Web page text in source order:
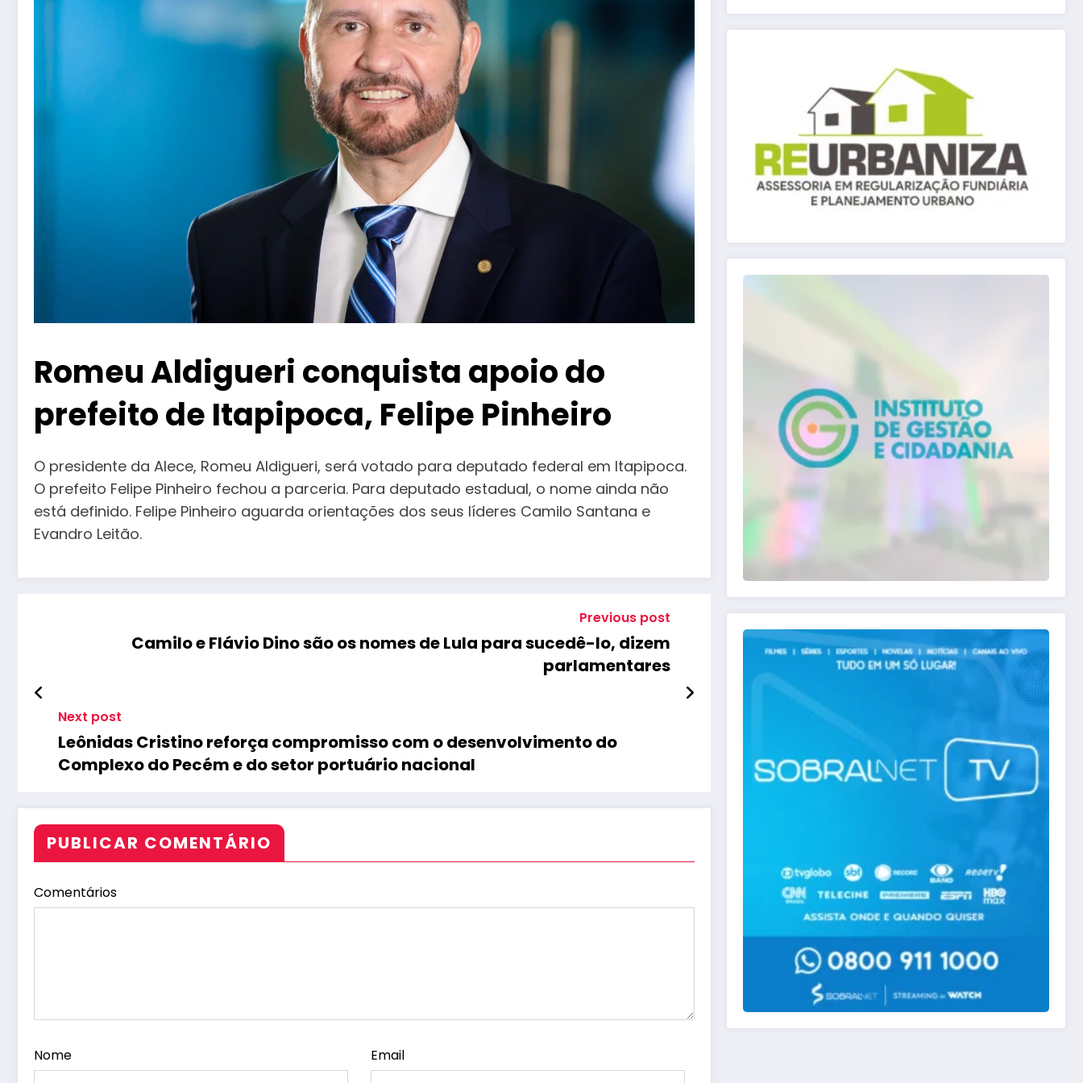
Romeu Aldigueri conquista apoio do
prefeito de Itapipoca, Felipe Pinheiro
O presidente da Alece, Romeu Aldigueri, será votado para deputado federal em Itapipoca.
O prefeito Felipe Pinheiro fechou a parceria. Para deputado estadual, o nome ainda não
está definido. Felipe Pinheiro aguarda orientações dos seus líderes Camilo Santana e
Evandro Leitão.
Previous post
Camilo e Flávio Dino são os nomes de Lula para sucedê-lo, dizem
parlamentares
Next post
Leônidas Cristino reforça compromisso com o desenvolvimento do
Complexo do Pecém e do setor portuário nacional
PUBLICAR COMENTÁRIO
Comentários
Nome Email